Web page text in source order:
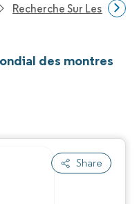
Recherche Sur Les
des montres
Share